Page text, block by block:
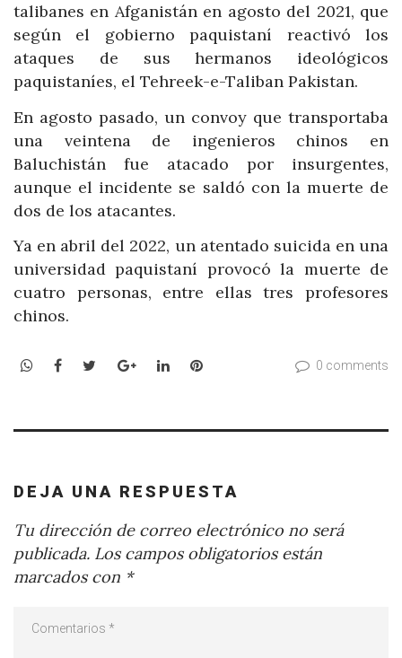
talibanes en Afganistán en agosto del 2021, que
según el gobierno paquistaní reactivó los
ataques de sus hermanos ideológicos
paquistaníes, el Tehreek-e-Taliban Pakistan.
En agosto pasado, un convoy que transportaba
una veintena de ingenieros chinos en
Baluchistán fue atacado por insurgentes,
aunque el incidente se saldó con la muerte de
dos de los atacantes.
Ya en abril del 2022, un atentado suicida en una
universidad paquistaní provocó la muerte de
cuatro personas, entre ellas tres profesores
chinos.
WhatsApp
Facebook
TwitterGoogle+LinkedInPinterest 0 comments
DEJA UNA RESPUESTA
Tu dirección de correo electrónico no será
publicada. Los campos obligatorios están
marcados con *